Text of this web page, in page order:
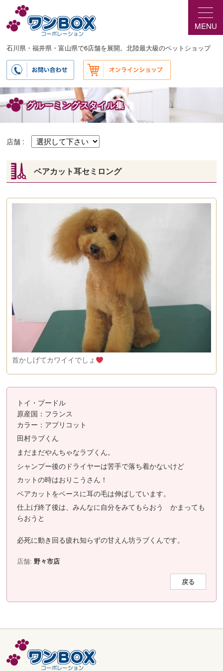
ン
ン
ツ
へ
移
動
MENU
石川県・福井県・富山県で6店舗を展開。北陸最大級のペットショップ
グルーミングスタイル集
店舗 :
ベアカット耳セミロング
首かしげてカワイイでしょ
トイ・プードル
原産国：フランス
カラー：アプリコット
田村ラブくん
まだまだやんちゃなラブくん。
シャンプー後のドライヤーは苦手で落ち着かないけど
カットの時はおりこうさん！
ベアカットをベースに耳の毛は伸ばしています。
仕上げ終了後は、みんなに自分をみてもらおう かまっても
らおうと
必死に動き回る疲れ知らずの甘えん坊ラブくんです。
店舗:野々市店
戻る